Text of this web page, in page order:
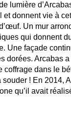
lumière
et donnent vie à
Un mur
qui donnent
Une façade
dorées. Arcabas
coffrage dans le
souder ! En 2014,
qu’il avait